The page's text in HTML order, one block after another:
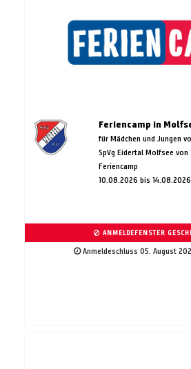
Feriencamp in
für Mädchen und Jungen
SpVg Eidertal Molfsee von
Feriencamp
10.08.2026 bis
ANMELDEFENSTER
Anmeldeschluss 05. August